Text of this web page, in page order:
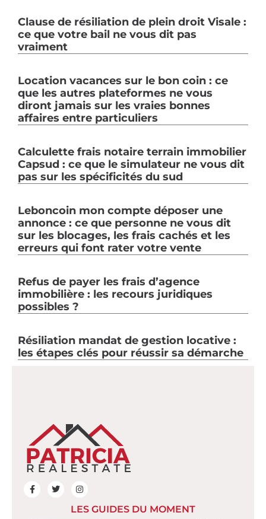
Clause de résiliation de plein droit Visale :
ce que votre bail ne vous dit pas
vraiment
Location vacances sur le bon coin : ce
que les autres plateformes ne vous
diront jamais sur les vraies bonnes
affaires entre particuliers
Calculette frais notaire terrain immobilier
Capsud : ce que le simulateur ne vous dit
pas sur les spécificités du sud
Leboncoin mon compte déposer une
annonce : ce que personne ne vous dit
sur les blocages, les frais cachés et les
erreurs qui font rater votre vente
Refus de payer les frais d’agence
immobilière : les recours juridiques
possibles ?
Résiliation mandat de gestion locative :
les étapes clés pour réussir sa démarche
LES GUIDES DU MOMENT